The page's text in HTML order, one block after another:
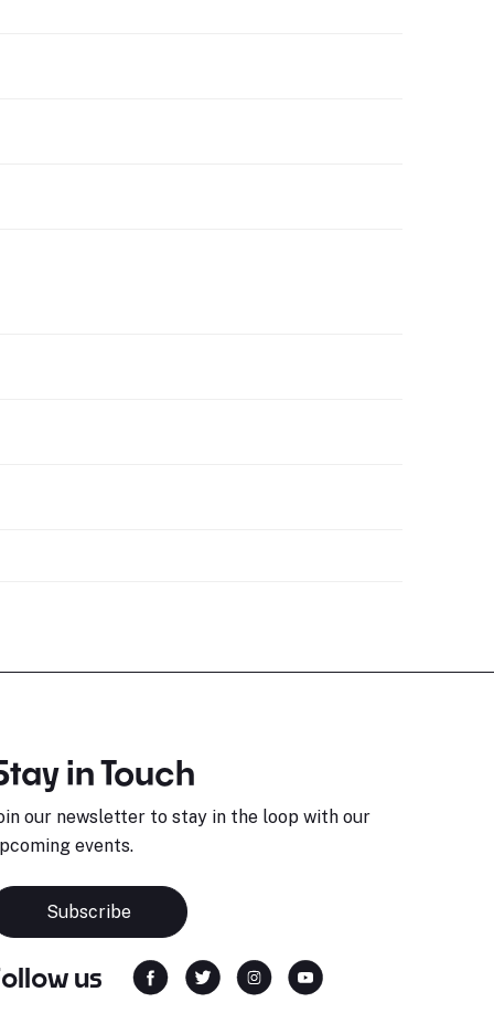
in Touch
our newsletter to stay in the loop with our
events.
Subscribe
us